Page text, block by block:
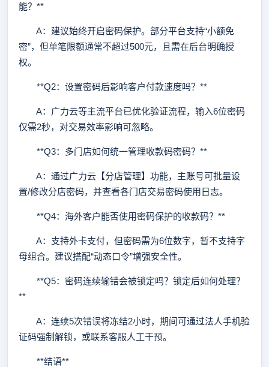
能？**
A：建议始终开启密码保护。部分平台支持“小额免
密”，但单笔限额通常不超过500元，且需在后台明确授
权。
**Q2：设置密码后影响客户付款速度吗？**
A：广力云等主流平台已优化验证流程，输入6位密码
仅需2秒，对交易效率影响可忽略。
**Q3：多门店如何统一管理收款码密码？**
A：通过广力云【分店管理】功能，主账号可批量设
置/修改分店密码，并查看各门店交易密码使用日志。
**Q4：海外客户能否使用密码保护的收款码？**
A：支持外卡支付，但密码需为6位数字，暂不支持字
母组合。建议搭配“动态口令”增强安全性。
**Q5：密码连续输错会被锁定吗？锁定后如何处理？
**
A：连续5次错误将冻结2小时，期间可通过法人手机验
证码强制解锁，或联系客服人工干预。
**结语**